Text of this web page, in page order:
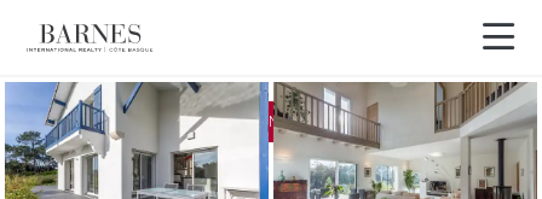
EXCLUSIVITÉ VENDU PAR BARNES